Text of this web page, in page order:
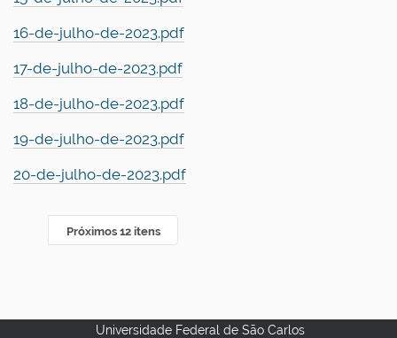
16-de-julho-de-2023.pdf
17-de-julho-de-2023.pdf
18-de-julho-de-2023.pdf
19-de-julho-de-2023.pdf
20-de-julho-de-2023.pdf
Próximos 12 itens
Universidade Federal de São Carlos